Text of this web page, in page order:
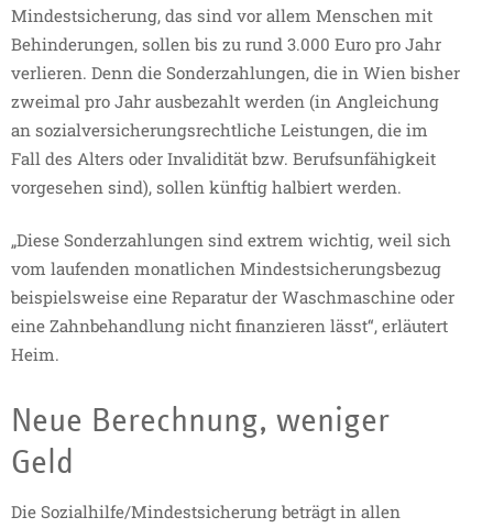
Mindestsicherung, das sind vor allem Menschen mit
Behinderungen, sollen bis zu rund 3.000 Euro pro Jahr
verlieren. Denn die Sonderzahlungen, die in Wien bisher
zweimal pro Jahr ausbezahlt werden (in Angleichung
an sozialversicherungsrechtliche Leistungen, die im
Fall des Alters oder Invalidität bzw. Berufsunfähigkeit
vorgesehen sind), sollen künftig halbiert werden.
„Diese Sonderzahlungen sind extrem wichtig, weil sich
vom laufenden monatlichen Mindestsicherungsbezug
beispielsweise eine Reparatur der Waschmaschine oder
eine Zahnbehandlung nicht finanzieren lässt“, erläutert
Heim.
Neue Berechnung, weniger
Geld
Die Sozialhilfe/Mindestsicherung beträgt in allen